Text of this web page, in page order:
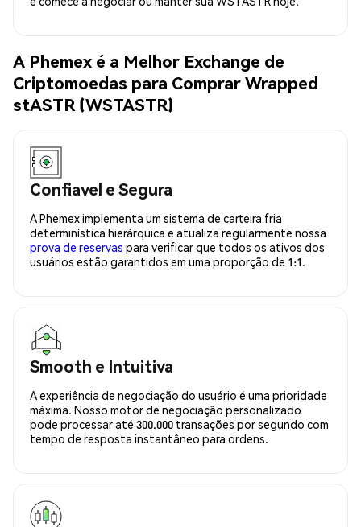
A Phemex é a Melhor Exchange de
Criptomoedas para Comprar Wrapped
stASTR (WSTASTR)
Confiavel e Segura
A Phemex implementa um sistema de carteira fria
determinística hierárquica e atualiza regularmente nossa
prova de reservas para verificar que todos os ativos dos
usuários estão garantidos em uma proporção de 1:1.
Smooth e Intuitiva
A experiência de negociação do usuário é uma prioridade
máxima. Nosso motor de negociação personalizado
pode processar até 300.000 transações por segundo com
tempo de resposta instantâneo para ordens.